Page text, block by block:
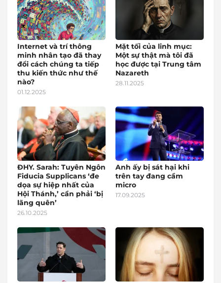
Internet và trí thông
minh nhân tạo đã thay
đổi cách chúng ta tiếp
thu kiến thức như thế
nào?
01.12.2025
Mặt tối của linh mục:
Một sự thật mà tôi đã
học được tại Trung tâm
Nazareth
28.11.2025
ĐHY. Sarah: Tuyên Ngôn
Fiducia Supplicans ‘đe
dọa sự hiệp nhất của
Hội Thánh,’ cần phải ‘bị
lãng quên’
26.10.2025
Anh ấy bị sát hại khi
trên tay đang cầm
micro
17.09.2025